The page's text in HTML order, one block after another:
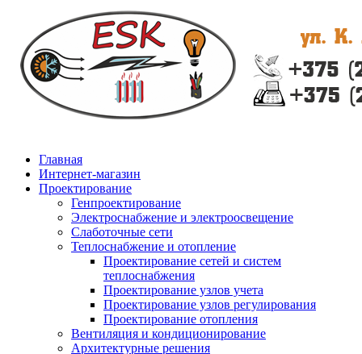
Главная
Интернет-магазин
Проектирование
Генпроектирование
Электроснабжение и электроосвещение
Слаботочные сети
Теплоснабжение и отопление
Проектирование сетей и систем
теплоснабжения
Проектирование узлов учета
Проектирование узлов регулирования
Проектирование отопления
Вентиляция и кондиционирование
Архитектурные решения